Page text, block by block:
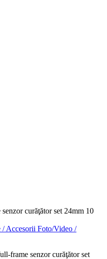
curăţător set 24mm 10
/Accesorii Foto/Video /